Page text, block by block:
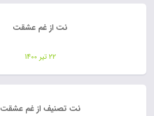
نت از غم عشقت
22 تیر 1400
نت تصنیف از غم عشقت